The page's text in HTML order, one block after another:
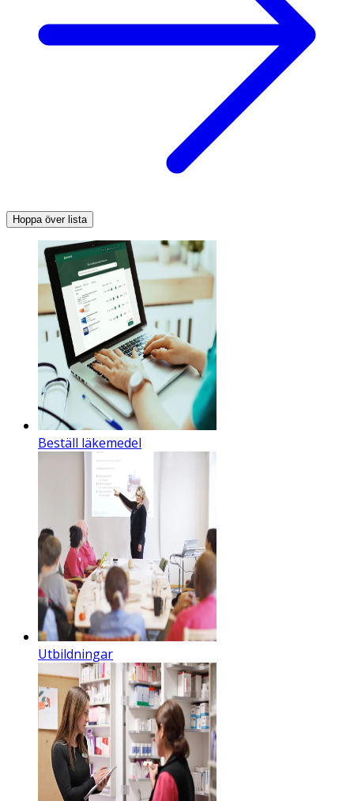
Hoppa över lista
Beställ läkemedel
Utbildningar